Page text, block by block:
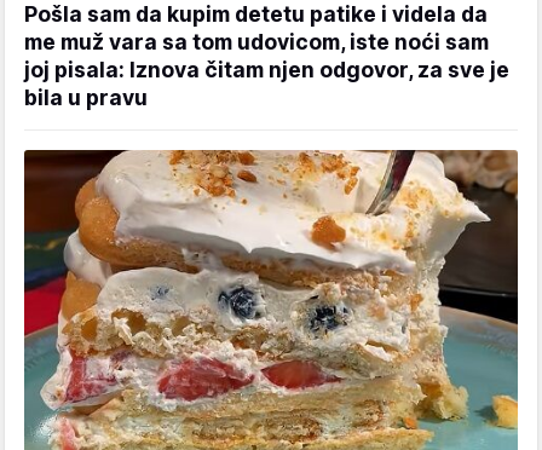
Pošla sam da kupim detetu patike i videla da
me muž vara sa tom udovicom, iste noći sam
joj pisala: Iznova čitam njen odgovor, za sve je
bila u pravu